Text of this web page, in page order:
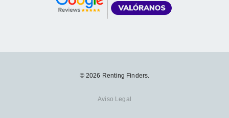
© 2026 Renting Finders.
Aviso Legal